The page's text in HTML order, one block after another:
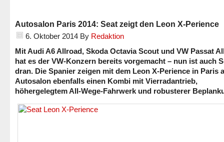
Autosalon Paris 2014: Seat zeigt den Leon X-Perience
6. Oktober 2014 By Redaktion
Mit Audi A6 Allroad, Skoda Octavia Scout und VW Passat
hat es der VW-Konzern bereits vorgemacht – nun ist auch
dran. Die Spanier zeigen mit dem Leon X-Perience in Paris
Autosalon ebenfalls einen Kombi mit Vierradantrieb,
höhergelegtem All-Wege-Fahrwerk und robusterer